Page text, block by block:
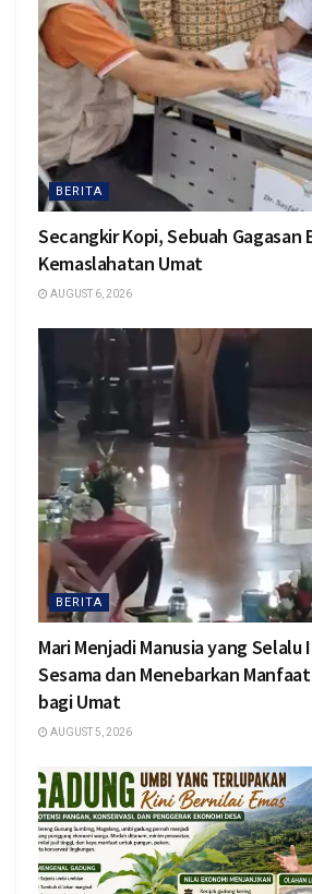
BERITA
Secangkir Kopi, Sebuah Gagasan
Kemaslahatan Umat
AUGUST 6, 2026
BERITA
Mari Menjadi Manusia yang
Sesama dan Menebarkan
bagi Umat
AUGUST 5, 2026